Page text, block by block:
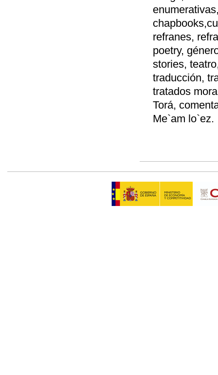
refranes,
poetry,
stories,
traducción,
tratados
Torá,
Me`am lo`ez.